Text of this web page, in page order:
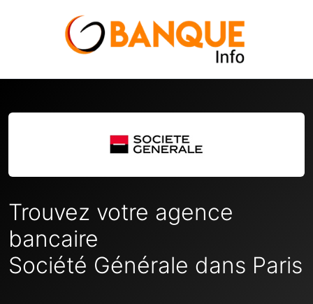
Trouvez votre agence
bancaire
Société Générale dans Paris